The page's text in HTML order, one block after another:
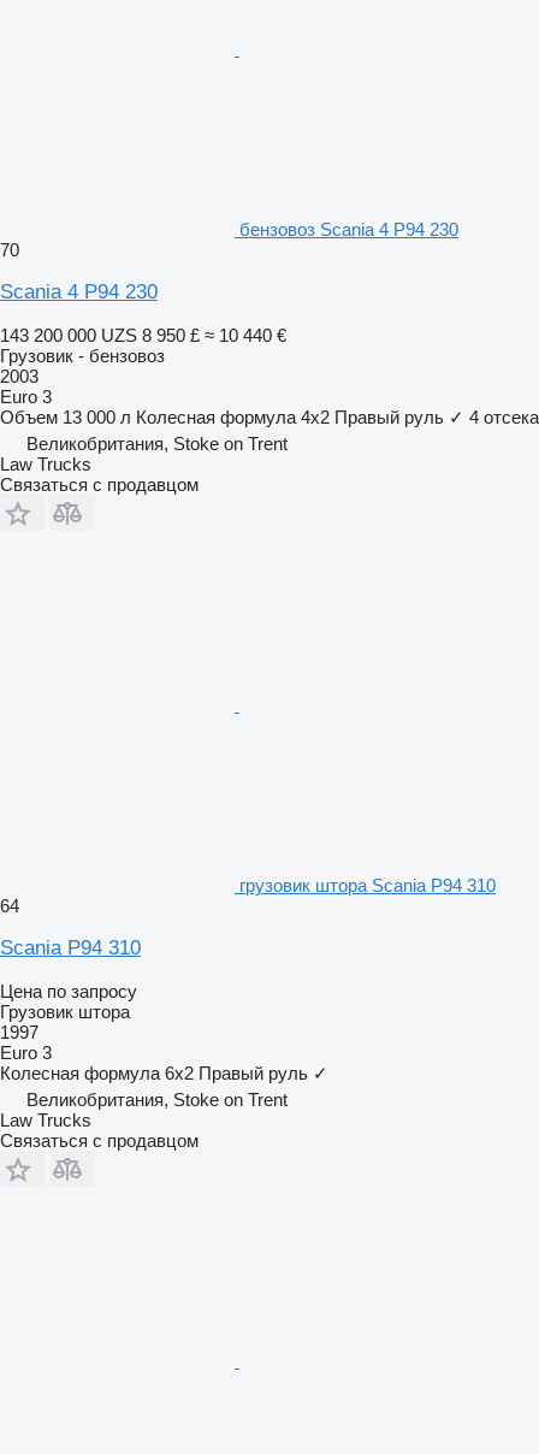
бензовоз Scania 4 P94 230
70
Scania 4 P94 230
143 200 000 UZS 8 950 £ ≈ 10 440 €
Грузовик - бензовоз
2003
Euro 3
Объем 13 000 л Колесная формула 4x2 Правый руль ✓ 4 отсека
Великобритания, Stoke on Trent
Law Trucks
Связаться с продавцом
грузовик штора Scania P94 310
64
Scania P94 310
Цена по запросу
Грузовик штора
1997
Euro 3
Колесная формула 6x2 Правый руль ✓
Великобритания, Stoke on Trent
Law Trucks
Связаться с продавцом